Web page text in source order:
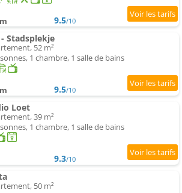
9.5/10
Stadsplekje
52 m²
1 chambre, 1 salle de bains
9.5/10
Loet
39 m²
1 chambre, 1 salle de bains
9.3/10
50 m²